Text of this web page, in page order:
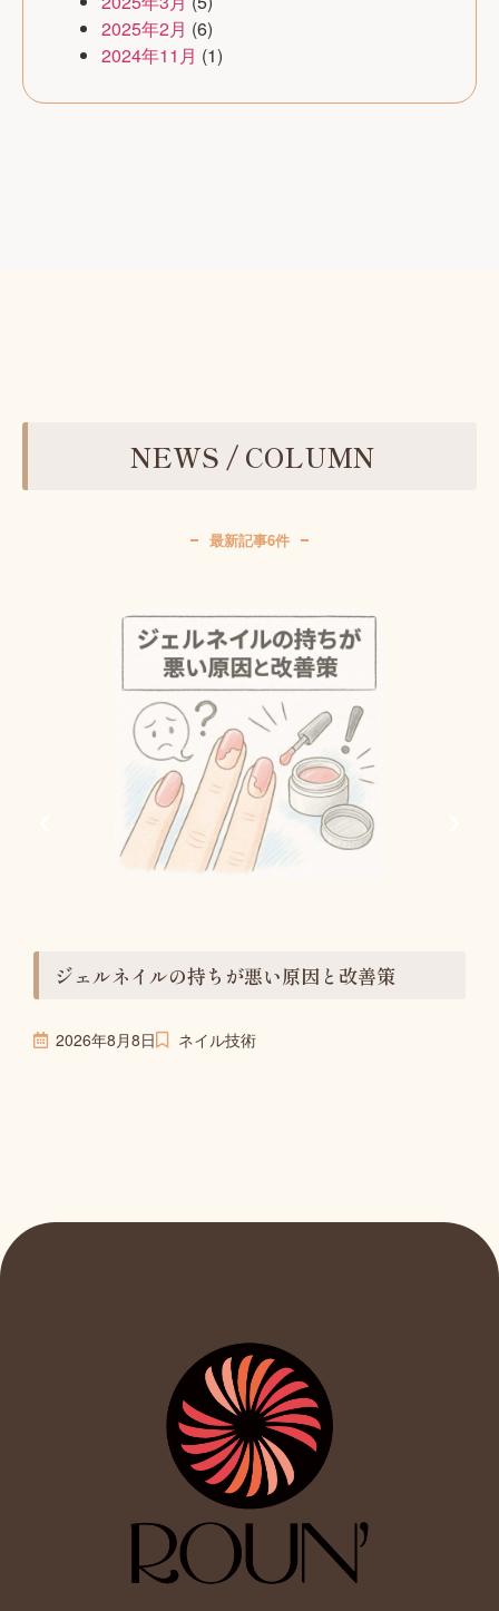
2025年2月 (6)
2024年11月 (1)
NEWS / COLUMN
最新記事6件
ジェルネイルの持ちが悪い原因と改善策
2026年8月8日 ネイル技術